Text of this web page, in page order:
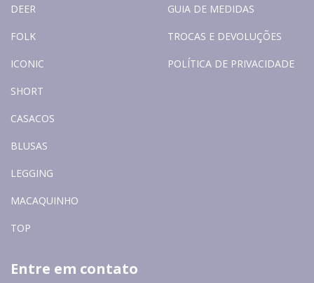
DEER
FOLK
ICONIC
SHORT
CASACOS
BLUSAS
LEGGING
MACAQUINHO
TOP
GUIA DE MEDIDAS
TROCAS E DEVOLUÇÕES
POLÍTICA DE PRIVACIDADE
Entre em contato